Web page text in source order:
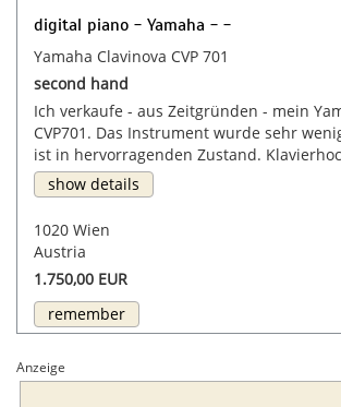
digital piano - Yamaha - -
Yamaha Clavinova CVP 701
second hand
Ich verkaufe - aus Zeitgründen - mein
CVP701. Das Instrument wurde sehr
ist in hervorragenden Zustand.
show details
1020 Wien
Austria
1.750,00 EUR
remember
Anzeige